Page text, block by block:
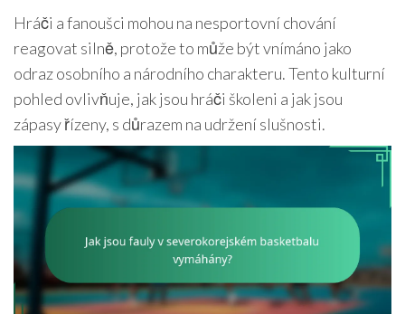
Hráči a fanoušci mohou na nesportovní chování
reagovat silně, protože to může být vnímáno jako
odraz osobního a národního charakteru. Tento kulturní
pohled ovlivňuje, jak jsou hráči školeni a jak jsou
zápasy řízeny, s důrazem na udržení slušnosti.